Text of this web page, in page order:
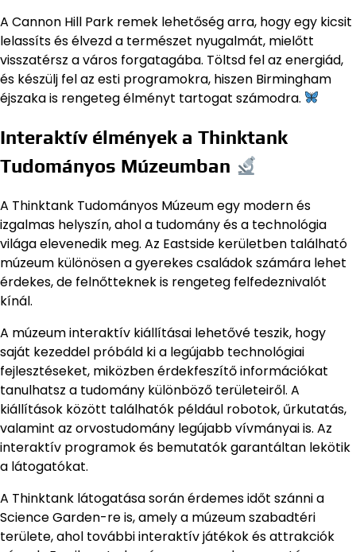
A Cannon Hill Park remek lehetőség arra, hogy egy kicsit
lelassíts és élvezd a természet nyugalmát, mielőtt
visszatérsz a város forgatagába. Töltsd fel az energiád,
és készülj fel az esti programokra, hiszen Birmingham
éjszaka is rengeteg élményt tartogat számodra.
Interaktív élmények a Thinktank
Tudományos Múzeumban
A Thinktank Tudományos Múzeum egy modern és
izgalmas helyszín, ahol a tudomány és a technológia
világa elevenedik meg. Az Eastside kerületben található
múzeum különösen a gyerekes családok számára lehet
érdekes, de felnőtteknek is rengeteg felfedeznivalót
kínál.
A múzeum interaktív kiállításai lehetővé teszik, hogy
saját kezeddel próbáld ki a legújabb technológiai
fejlesztéseket, miközben érdekfeszítő információkat
tanulhatsz a tudomány különböző területeiről. A
kiállítások között találhatók például robotok, űrkutatás,
valamint az orvostudomány legújabb vívmányai is. Az
interaktív programok és bemutatók garantáltan lekötik
a látogatókat.
A Thinktank látogatása során érdemes időt szánni a
Science Garden-re is, amely a múzeum szabadtéri
területe, ahol további interaktív játékok és attrakciók